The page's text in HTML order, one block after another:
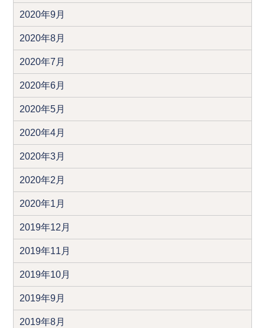
2020年9月
2020年8月
2020年7月
2020年6月
2020年5月
2020年4月
2020年3月
2020年2月
2020年1月
2019年12月
2019年11月
2019年10月
2019年9月
2019年8月